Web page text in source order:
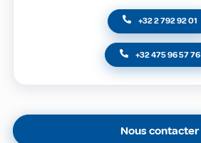
+32 2 792 92 01
+32 475 96 57 76
Nous contacter